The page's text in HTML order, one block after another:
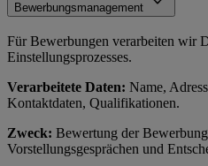
Bewerbungsmanagement
Für Bewerbungen verarbeiten wir
Einstellungsprozesses.
Verarbeitete Daten: Name,
Kontaktdaten, Qualifikationen.
Zweck: Bewertung der
Vorstellungsgesprächen und